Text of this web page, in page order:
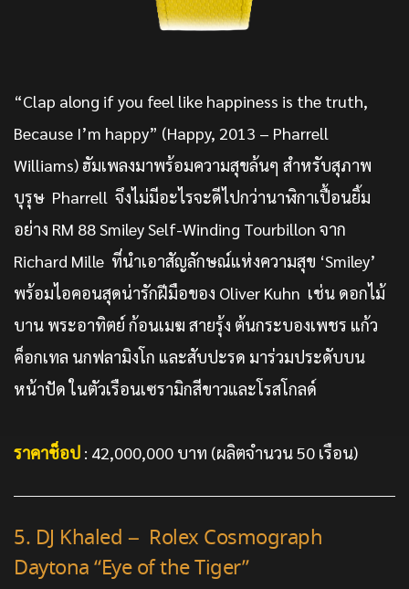
“Clap along if you feel like happiness is the truth,
Because I’m happy” (Happy, 2013 – Pharrell
Williams) ฮัมเพลงมาพร้อมความสุขล้นๆ สำหรับสุภาพ
บุรุษ Pharrell จึงไม่มีอะไรจะดีไปกว่านาฬิกาเปื้อนยิ้ม
อย่าง RM 88 Smiley Self-Winding Tourbillon จาก
Richard Mille ที่นำเอาสัญลักษณ์แห่งความสุข ‘Smiley’
พร้อมไอคอนสุดน่ารักฝีมือของ Oliver Kuhn เช่น ดอกไม้
บาน พระอาทิตย์ ก้อนเมฆ สายรุ้ง ต้นกระบองเพชร แก้ว
ค็อกเทล นกฟลามิงโก และสับปะรด มาร่วมประดับบน
หน้าปัด ในตัวเรือนเซรามิกสีขาวและโรสโกลด์
ราคาช็อป : 42,000,000 บาท (ผลิตจำนวน 50 เรือน)
5. DJ Khaled – Rolex Cosmograph
Daytona “Eye of the Tiger”